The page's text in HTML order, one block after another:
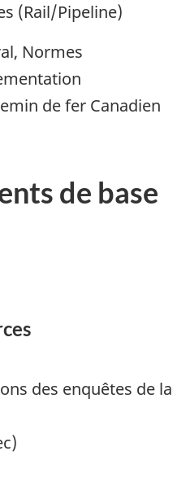
(Rail/Pipeline)
Normes
de fer Canadien
de base
des enquêtes de la